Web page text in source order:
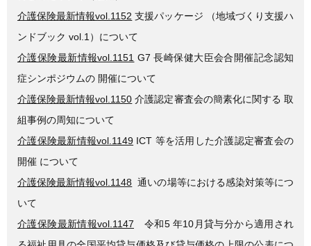
介護保険最新情報vol.1152 支援パッケージ （地域づくり支援ハ
ンドブック vol.1）について
介護保険最新情報vol.1151 G7 長崎保健大臣会合開催記念認知
症シンポジウムの 開催について
介護保険最新情報vol.1150 介護認定審査会の簡素化に関する 取
組事例の周知について
介護保険最新情報vol.1149 ICT 等を活用した介護認定審査会の
開催 について
介護保険最新情報vol.1148 通いの場等における感染対策等につ
いて
介護保険最新情報vol.1147 令和5 年10月貸与分から適用され